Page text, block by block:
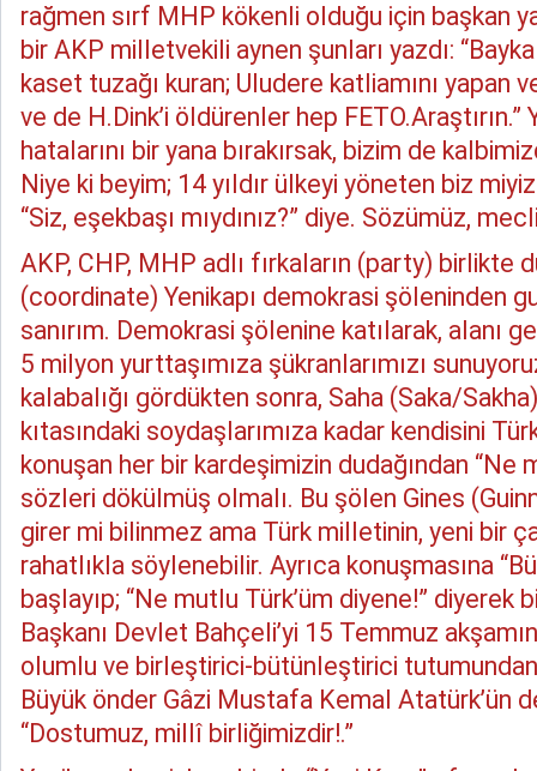
rağmen sırf MHP kökenli olduğu için başkan
bir AKP milletvekili aynen şunları yazdı:
kaset tuzağı kuran; Uludere katliamını yapan
ve de H.Dink’i öldürenler hep FETO.Araştırın.”
hatalarını bir yana bırakırsak, bizim de
Niye ki beyim; 14 yıldır ülkeyi yöneten biz
“Siz, eşekbaşı mıydınız?” diye. Sözümüz,
AKP, CHP, MHP adlı fırkaların (party) birlikte
(coordinate) Yenikapı demokrasi şöleninden
sanırım. Demokrasi şölenine katılarak, alanı
5 milyon yurttaşımıza şükranlarımızı
kalabalığı gördükten sonra, Saha (Saka/
kıtasındaki soydaşlarımıza kadar kendisini
konuşan her bir kardeşimizin dudağından “Ne
sözleri dökülmüş olmalı. Bu şölen Gines
girer mi bilinmez ama Türk milletinin, yeni bir
rahatlıkla söylenebilir. Ayrıca konuşmasına
başlayıp; “Ne mutlu Türk’üm diyene!” diyerek
Başkanı Devlet Bahçeli’yi 15 Temmuz
olumlu ve birleştirici-bütünleştirici
Büyük önder Gâzi Mustafa Kemal Atatürk’ün
“Dostumuz, millî birliğimizdir!.”